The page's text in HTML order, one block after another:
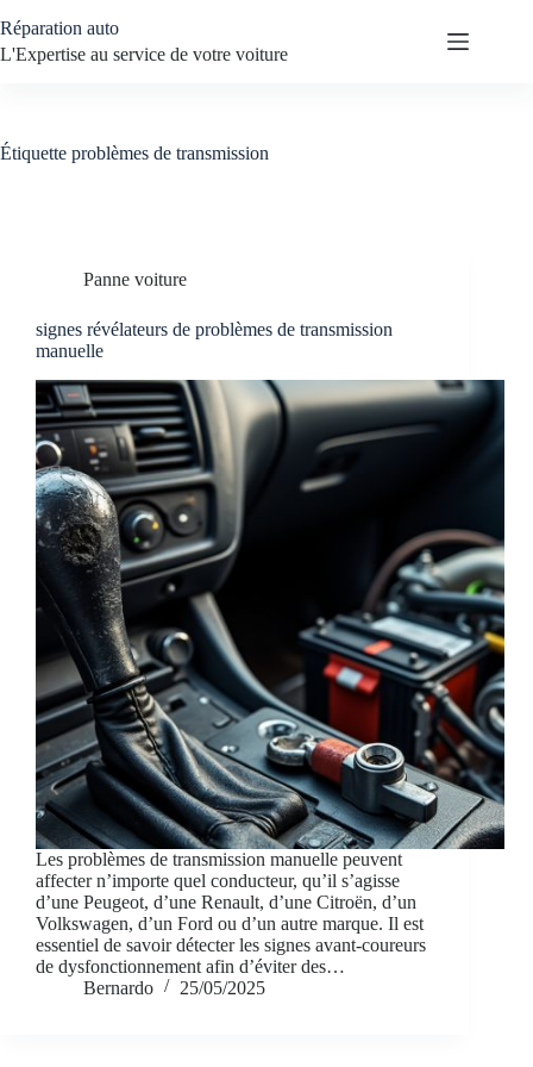
au
contenu
Réparation auto
L'Expertise au service de votre voiture
Étiquette problèmes de transmission
Panne voiture
signes révélateurs de problèmes de transmission
manuelle
Les problèmes de transmission manuelle peuvent
affecter n’importe quel conducteur, qu’il s’agisse
d’une Peugeot, d’une Renault, d’une Citroën, d’un
Volkswagen, d’un Ford ou d’un autre marque. Il est
essentiel de savoir détecter les signes avant-coureurs
de dysfonctionnement afin d’éviter des…
Bernardo
25/05/2025